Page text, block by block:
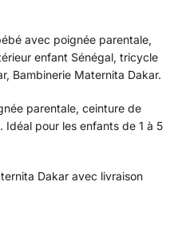
avec poignée parentale,
enfant Sénégal, tricycle
Bambinerie Maternita Dakar.
parentale, ceinture de
pour les enfants de 1 à 5
Dakar avec livraison